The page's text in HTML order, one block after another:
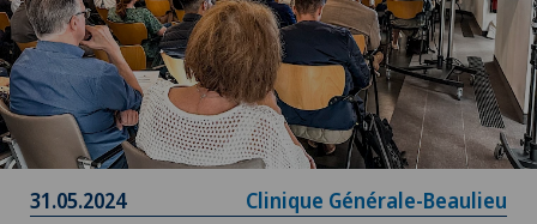
31.05.2024 Clinique Générale-Beaulieu